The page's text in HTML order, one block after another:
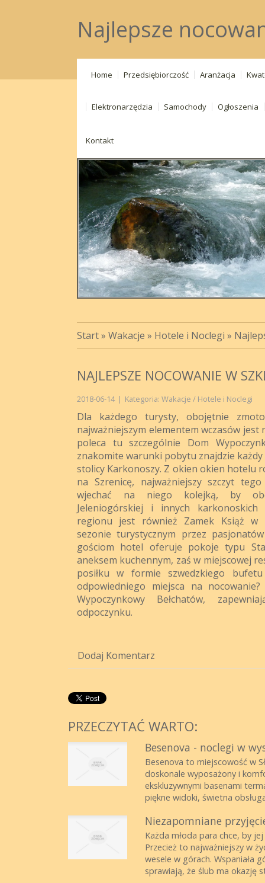
Najlepsze
Home Przedsiębiorczość Aranżacja
Elektronarzędzia Samochody Ogłoszenia
Kontakt
Start» Wakacje » Hotele i Noclegi »
NAJLEPSZE NOCOWANIE W
2018-06-14 | Kategoria: Wakacje / Hotele i Noclegi
Dla każdego turysty, obojętnie
najważniejszym elementem wczasów jest
poleca tu szczególnie Dom
znakomite warunki pobytu znajdzie
stolicy Karkonoszy. Z okien okien hotelu
na Szrenicę, najważniejszy szczyt
wjechać na niego kolejką, by
Jeleniogórskiej i innych
regionu jest również Zamek Książ w
sezonie turystycznym przez
gościom hotel oferuje pokoje typu
aneksem kuchennym, zaś w miejscowej
posiłku w formie szwedzkiego
odpowiedniego miejsca na
Wypoczynkowy Bełchatów,
odpoczynku.
Dodaj Komentarz
PRZECZYTAĆ WARTO:
Besenova - noclegi w
Besenova to miejscowość w
doskonale wyposażony i
ekskluzywnymi basenami
piękne widoki, świetna
Niezapomniane
Każda młoda para chce, by
Przecież to najważniejszy w
wesele w górach. Wspaniała
sprawiają, że ślub ma okazję